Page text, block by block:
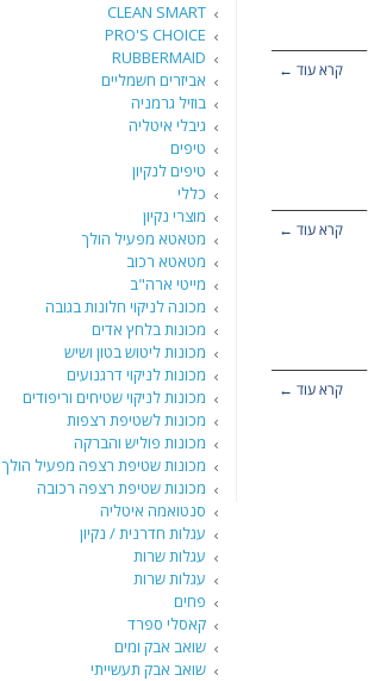
קרא עוד ←
קרא עוד ←
קרא עוד ←
CLEAN SMART
PRO'S CHOICE
RUBBERMAID
אביזרים חשמליים
בוזיל גרמניה
גיבלי איטליה
טיפים
טיפים לנקיון
כללי
מוצרי נקיון
מטאטא מפעיל הולך
מטאטא רכוב
מייטי ארה"ב
מכונה לניקוי חלונות בגובה
מכונות בלחץ אדים
מכונות ליטוש בטון ושיש
מכונות לניקוי דרגנועים
מכונות לניקוי שטיחים וריפודים
מכונות לשטיפת רצפות
מכונות פוליש והברקה
מכונות שטיפת רצפה מפעיל הולך
מכונות שטיפת רצפה רכובה
סנטואמה איטליה
עגלות חדרנית / נקיון
עגלות שרות
עגלות שרות
פחים
קאסלי ספרד
שואב אבק ומים
שואב אבק תעשייתי